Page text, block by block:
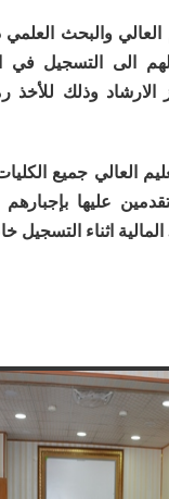
والبحث العلمي
الى التسجيل في
الارشاد وذلك للأخذ
العالي جميع
عليها
الاحتياط .